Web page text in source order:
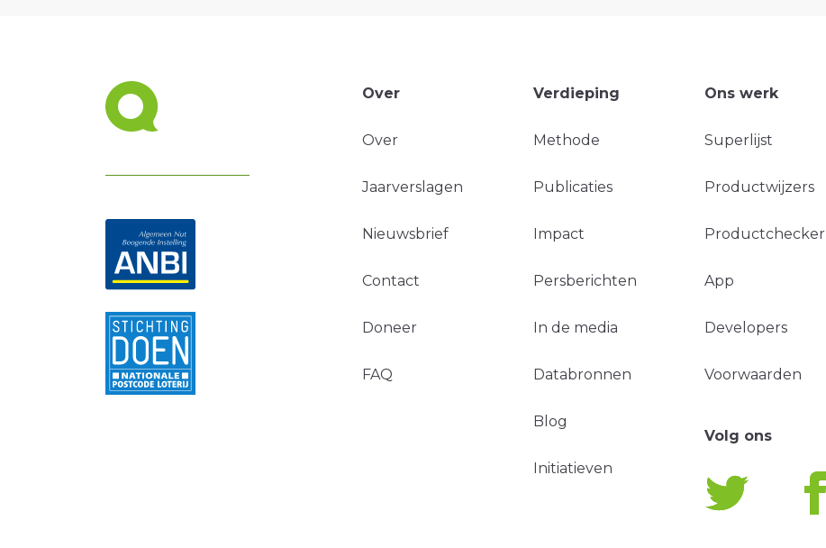
Over
Over
Jaarverslagen
Nieuwsbrief
Contact
Doneer
FAQ
Verdieping
Methode
Publicaties
Impact
Persberichten
In de media
Databronnen
Blog
Initiatieven
Ons werk
Superlijst
Productwijzers
Productchecker
App
Developers
Voorwaarden
Volg ons